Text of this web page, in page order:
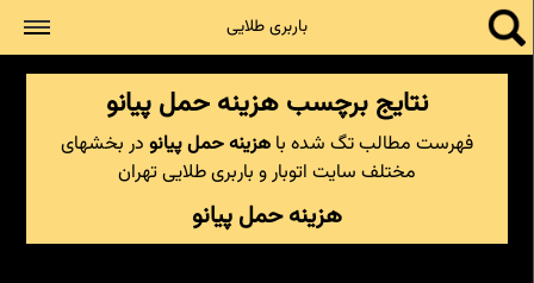
باربری طلایی
نتایج برچسب هزینه حمل پیانو
فهرست مطالب تگ شده با هزینه حمل پیانو در بخشهای
مختلف سایت اتوبار و باربری طلایی تهران
هزینه حمل پیانو
جستجو